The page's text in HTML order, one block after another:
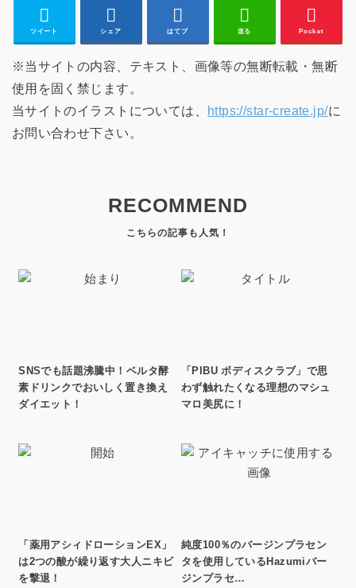
ツイート シェア はてブ 送る Pocket
※当サイトの内容、テキスト、画像等の無断転載・無断
使用を固く禁じます。
当サイトのイラストについては、 https://star-create.jp/に
お問い合わせ下さい。
RECOMMEND
SNSでも話題沸騰中！ベルタ酵
素ドリンクでおいしく置き換え
ダイエット！
「PIBU ボディスクラブ」で思
わず触れたくなる理想のマシュ
マロ美尻に！
「薬用アシィドローションEX」
は2つの酸が繰り返す大人ニキビ
を撃退！
純度100％のバージンプラセン
タを使用しているHazumiバー
ジンプラセ…